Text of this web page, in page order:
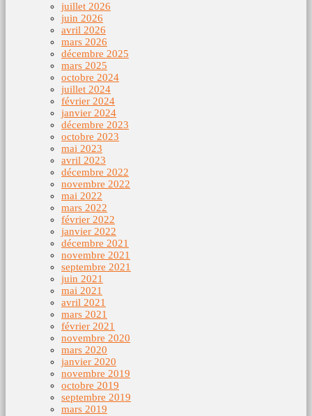
juillet 2026
juin 2026
avril 2026
mars 2026
décembre 2025
mars 2025
octobre 2024
juillet 2024
février 2024
janvier 2024
décembre 2023
octobre 2023
mai 2023
avril 2023
décembre 2022
novembre 2022
mai 2022
mars 2022
février 2022
janvier 2022
décembre 2021
novembre 2021
septembre 2021
juin 2021
mai 2021
avril 2021
mars 2021
février 2021
novembre 2020
mars 2020
janvier 2020
novembre 2019
octobre 2019
septembre 2019
mars 2019